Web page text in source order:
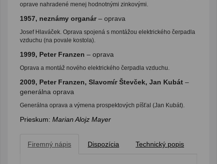
oprave nahradené menej hodnotnými zinkovými.
1957, neznámy organár– oprava
Josef Hlaváček. Oprava spojená s montážou elektrického čerpadla
vzduchu (na povale kostola).
1999, Peter Franzen – oprava
Oprava a montáž nového elektrického čerpadla vzduchu.
2009, Peter Franzen, Slavomír Števček, Jan Kubát –
generálna oprava
Generálna oprava a výmena prospektových píšťal (Jan Kubát).
Prieskum: Marian Alojz Mayer
Firemný nápis Dispozícia Technický popis